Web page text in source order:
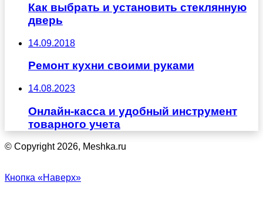
Как выбрать и установить стеклянную
дверь
14.09.2018
Ремонт кухни своими руками
14.08.2023
Онлайн-касса и удобный инструмент
товарного учета
© Copyright 2026, Meshka.ru
Кнопка «Наверх»